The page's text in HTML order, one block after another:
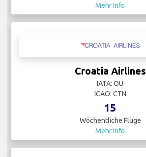
Mehr Info
Croatia Airlines
IATA: OU
ICAO: CTN
15
Wöchentliche Flüge
Mehr Info